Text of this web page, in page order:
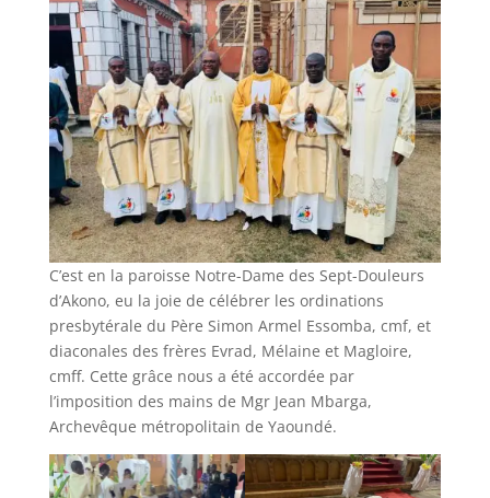
C’est en la paroisse Notre-Dame des Sept-Douleurs
d’Akono, eu la joie de célébrer les ordinations
presbytérale du Père Simon Armel Essomba, cmf, et
diaconales des frères Evrad, Mélaine et Magloire,
cmff. Cette grâce nous a été accordée par
l’imposition des mains de Mgr Jean Mbarga,
Archevêque métropolitain de Yaoundé.